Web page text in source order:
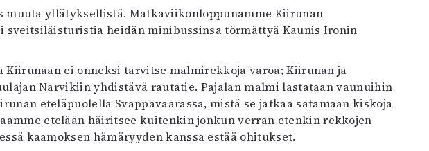
muuta yllätyksellistä. Matkaviikonloppunamme Kiirunan
sveitsiläisturistia heidän minibussinsa törmättyä Kaunis Ironin
Kiirunaan ei onneksi tarvitse malmirekkoja varoa; Kiirunan ja
Narvikiin yhdistävä rautatie. Pajalan malmi lastataan vaunuihin
eteläpuolella Svappavaarassa, mistä se jatkaa satamaan kiskoja
etelään häiritsee kuitenkin jonkun verran etenkin rekkojen
kaamoksen hämäryyden kanssa estää ohitukset.